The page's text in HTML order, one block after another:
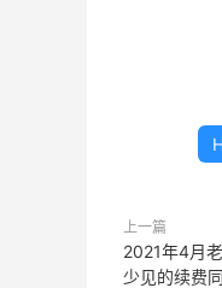
上一篇
2021年4月
少见的续费